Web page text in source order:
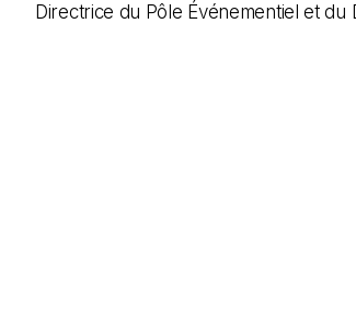
Directrice du Pôle Événementiel et